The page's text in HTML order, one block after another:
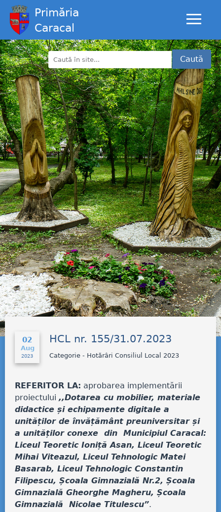
Primăria
Caracal
Caută
02
Aug
2023
HCL nr. 155/31.07.2023
Categorie - Hotărâri Consiliul Local 2023
REFERITOR LA: aprobarea implementării
proiectului ,,Dotarea cu mobilier, materiale
didactice și echipamente digitale a
unităților de învățământ preuniversitar și
a unităților conexe din Municipiul Caracal:
Liceul Teoretic Ioniță Asan, Liceul Teoretic
Mihai Viteazul, Liceul Tehnologic Matei
Basarab, Liceul Tehnologic Constantin
Filipescu, Școala Gimnazială Nr.2, Școala
Gimnazială Gheorghe Magheru, Școala
Gimnazială Nicolae Titulescu”.